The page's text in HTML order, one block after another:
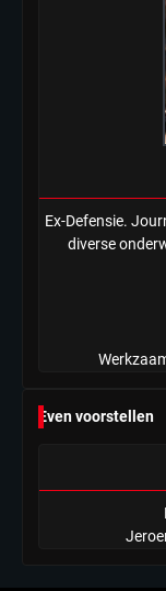
Ex-Defensie.
diverse
Even voorstellen